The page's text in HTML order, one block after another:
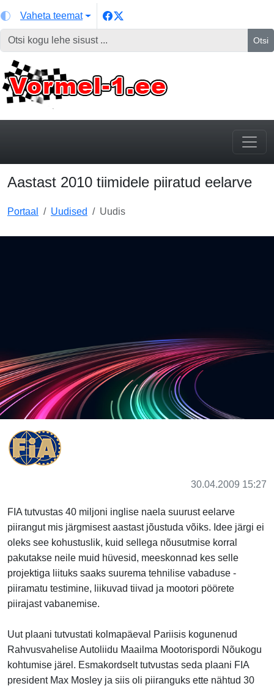
Vaheta teemat
Otsi
Aastast 2010 tiimidele piiratud eelarve
Portaal Uudised Uudis
30.04.2009 15:27
FIA tutvustas 40 miljoni inglise naela suurust eelarve
piirangut mis järgmisest aastast jõustuda võiks. Idee järgi ei
oleks see kohustuslik, kuid sellega nõusutmise korral
pakutakse neile muid hüvesid, meeskonnad kes selle
projektiga liituks saaks suurema tehnilise vabaduse -
piiramatu testimine, liikuvad tiivad ja mootori pöörete
piirajast vabanemise.
Uut plaani tutvustati kolmapäeval Pariisis kogunenud
Rahvusvahelise Autoliidu Maailma Mootorispordi Nõukogu
kohtumise järel. Esmakordselt tutvustas seda plaani FIA
president Max Mosley ja siis oli piiranguks ette nähtud 30